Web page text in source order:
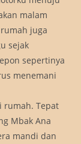
malam
juga
sejak
sepertinya
menemani
rumah. Tepat
Mbak Ana
mandi dan